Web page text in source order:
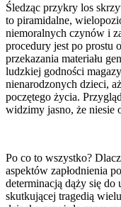
Śledząc przykry los
to piramidalne,
niemoralnych czynów i
procedury jest po prostu
przekazania materiału
ludzkiej godności
nienarodzonych dzieci,
poczętego życia.
widzimy jasno, że niesie
Po co to wszystko?
aspektów zapłodnienia
determinacją dąży się do
skutkującej tragedią